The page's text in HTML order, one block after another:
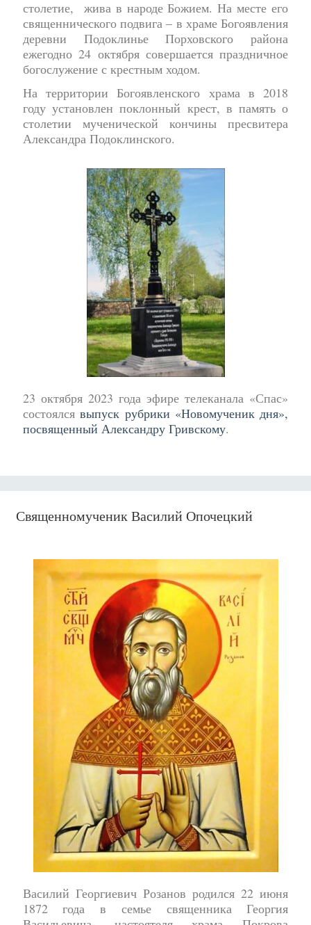
столетие, жива в народе Божием. На месте его
священнического подвига – в храме Богоявления
деревни Подоклинье Порховского района
ежегодно 24 октября совершается праздничное
богослужение с крестным ходом.
На территории Богоявленского храма в 2018
году установлен поклонный крест, в память о
столетии мученической кончины пресвитера
Александра Подоклинского.
23 октября 2023 года эфире телеканала «Спас»
состоялсявыпуск рубрики «Новомученик дня»,
посвященный Александру Гривскому.
Священномученик Василий Опочецкий
Василий Георгиевич Розанов родился 22 июня
1872 года в семье священника Георгия